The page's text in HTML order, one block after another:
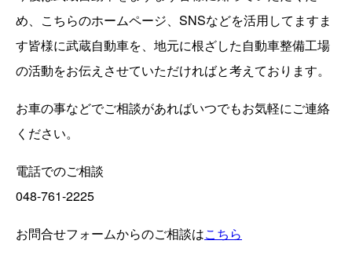
め、こちらのホームページ、SNSなどを活用してますま
す皆様に武蔵自動車を、地元に根ざした自動車整備工場
の活動をお伝えさせていただければと考えております。
お車の事などでご相談があればいつでもお気軽にご連絡
ください。
電話でのご相談
048-761-2225
お問合せフォームからのご相談はこちら